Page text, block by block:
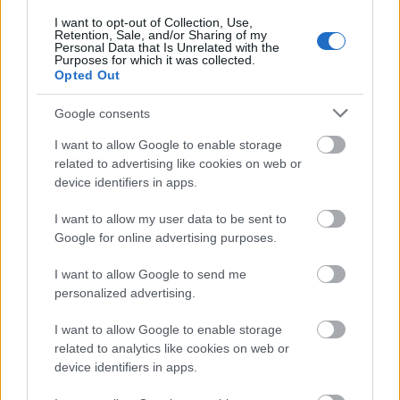
I want to opt-out of Collection, Use,
Retention, Sale, and/or Sharing of my
Personal Data that Is Unrelated with the
Purposes for which it was collected.
Opted Out
Google consents
I want to allow Google to enable storage
related to advertising like cookies on web or
device identifiers in apps.
I want to allow my user data to be sent to
Google for online advertising purposes.
I want to allow Google to send me
personalized advertising.
I want to allow Google to enable storage
related to analytics like cookies on web or
device identifiers in apps.
Kupambana na Uvimbe za
Blackberries
Beri nyeusi si tamu tu; pia ni nzuri kwako. Zimejaa
polifenoli, kama vile anthocyanini. Misombo hii
Kuvimba kunahusishwa na matatizo makubwa ya
kiafya, kama vile ugonjwa wa moyo na kisukari.
kusaidia kupunguza hatari hizi. Hii inazifanya kuwa
chaguo bora kwa mtu yeyote anayetaka kuwa na
Beri nyeusi ni njia nzuri ya kupunguza uvimbe
yako. Kuzila kunaweza kusaidia kudhibiti viwango
vya uvimbe mwilini mwako, na hivyo kusababisha
afya bora baada ya muda.